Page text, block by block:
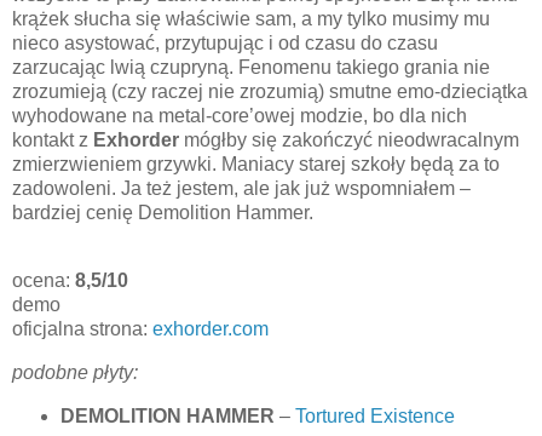
krążek słucha się właściwie sam, a my tylko musimy mu
nieco asystować, przytupując i od czasu do czasu
zarzucając lwią czupryną. Fenomenu takiego grania nie
zrozumieją (czy raczej nie zrozumią) smutne emo-dzieciątka
wyhodowane na metal-core’owej modzie, bo dla nich
kontakt z Exhorder mógłby się zakończyć nieodwracalnym
zmierzwieniem grzywki. Maniacy starej szkoły będą za to
zadowoleni. Ja też jestem, ale jak już wspomniałem –
bardziej cenię Demolition Hammer.
ocena: 8,5/10
demo
oficjalna strona: exhorder.com
podobne płyty:
DEMOLITION HAMMER – Tortured Existence